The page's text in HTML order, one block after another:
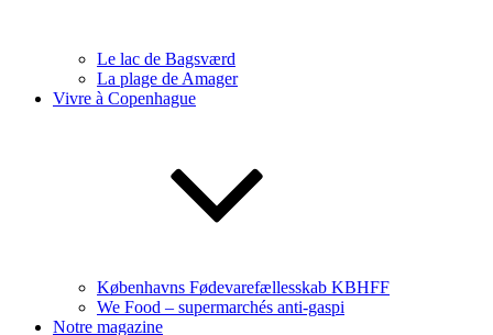
Le lac de Bagsværd
La plage de Amager
Vivre à Copenhague
Københavns Fødevarefællesskab KBHFF
We Food – supermarchés anti-gaspi
Notre magazine